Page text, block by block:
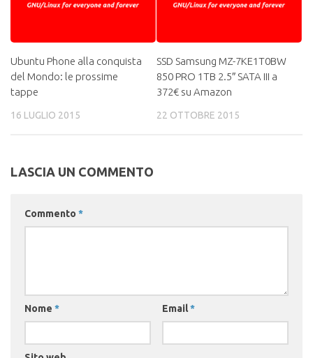
Ubuntu Phone alla conquista
del Mondo: le prossime
tappe
16 LUGLIO 2015
SSD Samsung MZ-7KE1T0BW
850 PRO 1TB 2.5″ SATA III a
372€ su Amazon
22 OTTOBRE 2015
LASCIA UN COMMENTO
Commento *
Nome * Email*